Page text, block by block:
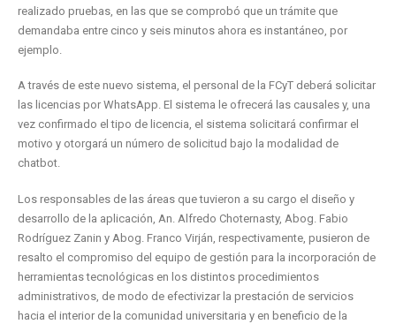
realizado pruebas, en las que se comprobó que un trámite que
demandaba entre cinco y seis minutos ahora es instantáneo, por
ejemplo.
A través de este nuevo sistema, el personal de la FCyT deberá solicitar
las licencias por WhatsApp. El sistema le ofrecerá las causales y, una
vez confirmado el tipo de licencia, el sistema solicitará confirmar el
motivo y otorgará un número de solicitud bajo la modalidad de
chatbot.
Los responsables de las áreas que tuvieron a su cargo el diseño y
desarrollo de la aplicación, An. Alfredo Choternasty, Abog. Fabio
Rodríguez Zanin y Abog. Franco Virján, respectivamente, pusieron de
resalto el compromiso del equipo de gestión para la incorporación de
herramientas tecnológicas en los distintos procedimientos
administrativos, de modo de efectivizar la prestación de servicios
hacia el interior de la comunidad universitaria y en beneficio de la